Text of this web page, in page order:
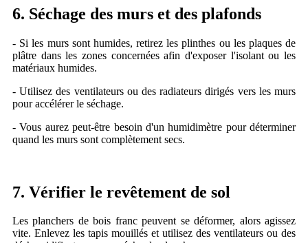
6. Séchage des murs et des plafonds
- Si les murs sont humides, retirez les plinthes ou les plaques de
plâtre dans les zones concernées afin d'exposer l'isolant ou les
matériaux humides.
- Utilisez des ventilateurs ou des radiateurs dirigés vers les murs
pour accélérer le séchage.
- Vous aurez peut-être besoin d'un humidimètre pour déterminer
quand les murs sont complètement secs.
7. Vérifier le revêtement de sol
Les planchers de bois franc peuvent se déformer, alors agissez
vite. Enlevez les tapis mouillés et utilisez des ventilateurs ou des